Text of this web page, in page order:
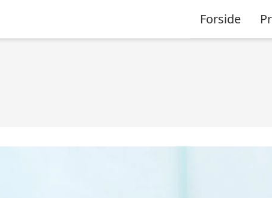
Forside